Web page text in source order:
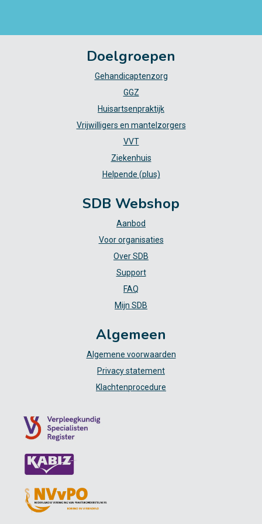
Doelgroepen
Gehandicaptenzorg
GGZ
Huisartsenpraktijk
Vrijwilligers en mantelzorgers
VVT
Ziekenhuis
Helpende (plus)
SDB Webshop
Aanbod
Voor organisaties
Over SDB
Support
FAQ
Mijn SDB
Algemeen
Algemene voorwaarden
Privacy statement
Klachtenprocedure